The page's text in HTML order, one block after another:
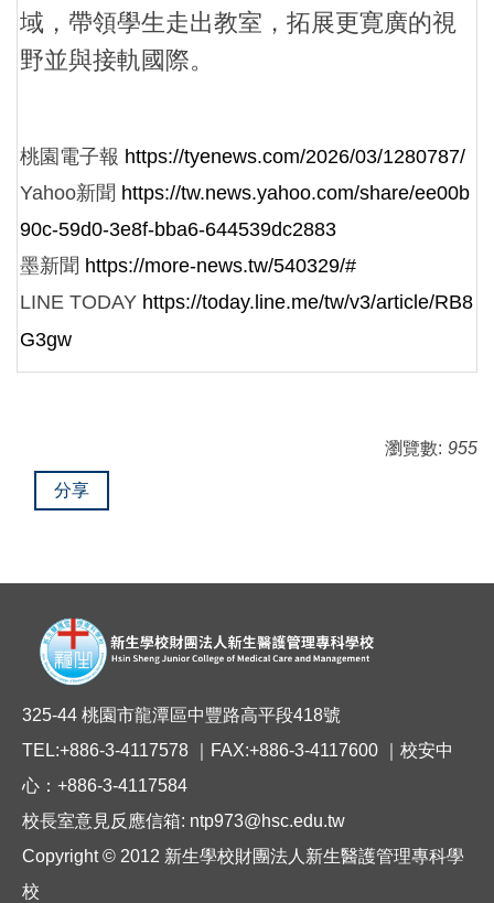
域，帶領學生走出教室，拓展更寛廣的視
野並與接軌國際。
桃園電子報 https://tyenews.com/2026/03/1280787/
Yahoo新聞 https://tw.news.yahoo.com/share/ee00b
90c-59d0-3e8f-bba6-644539dc2883
墨新聞 https://more-news.tw/540329/#
LINE TODAY https://today.line.me/tw/v3/article/RB8
G3gw
瀏覽數: 955
分享
325-44 桃園市龍潭區中豐路高平段418號
TEL:+886-3-4117578 ｜FAX:+886-3-4117600 ｜校安中
心：+886-3-4117584
校長室意見反應信箱: ntp973@hsc.edu.tw
Copyright © 2012 新生學校財團法人新生醫護管理專科學
校